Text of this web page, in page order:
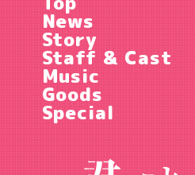
News
Story
Staff & Cast
Music
Goods
Special